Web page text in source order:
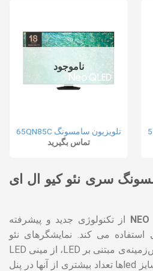
ناموجود
تلویزیون سامسونگ 65QN85C
تماس بگیرید
سری نئو کیو ال ای
از تکنولوژی جدید و پیشرفته
می کند. نمایشگرهای نئو
QLED به جای استفاده از پس‌زمینه‌ی مبتنی بر LED، از مینی LED
استفاده می‌کنند. با کاهش سایز ledها تعداد بیشتری از آنها در پنل